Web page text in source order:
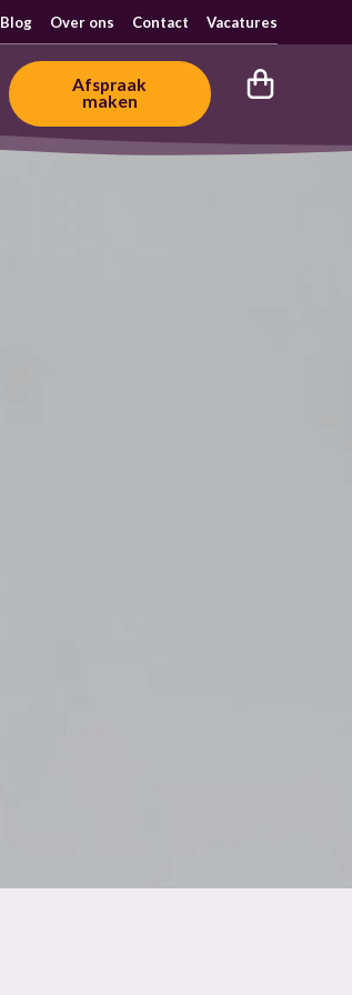
Blog Over ons Contact Vacatures
Afspraak
maken